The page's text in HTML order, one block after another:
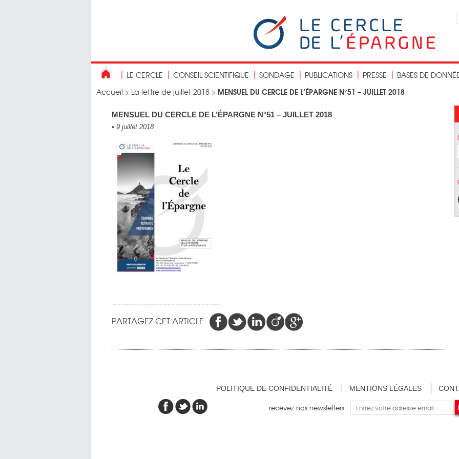
LE CERCLE CONSEIL SCIENTIFIQUE SONDAGE PUBLICATIONS PRESSE
BASES DE
Accueil > La lettre de juillet 2018 > MENSUEL DU CERCLE DE L’ÉPARGNE N°51 – JUILLET 2018
MENSUEL DU CERCLE DE L’ÉPARGNE N°51 – JUILLET 2018
• 9 juillet 2018
PARTAGEZ CET ARTICLE
POLITIQUE DE CONFIDENTIALITÉ MENTIONS LÉGALES
recevez nos newsletters